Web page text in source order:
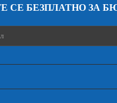
СЕ БЕЗПЛАТНО ЗА